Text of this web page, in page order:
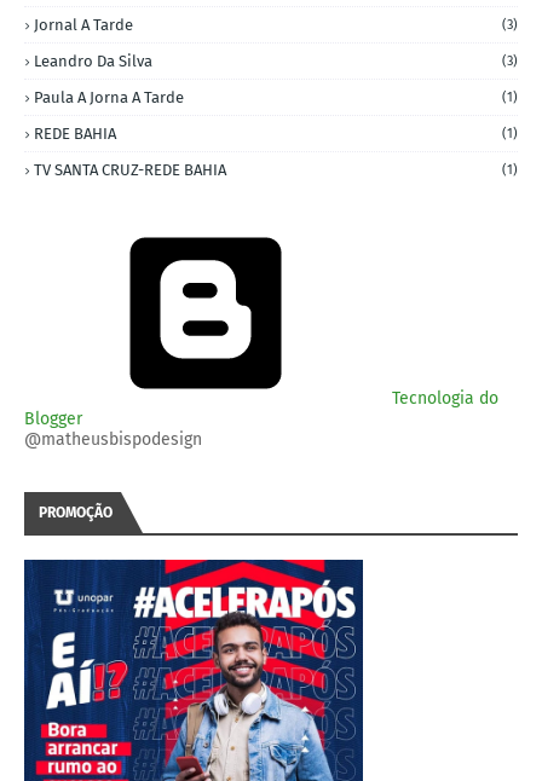
Jornal A Tarde (3)
Leandro Da Silva (3)
Paula A Jorna A Tarde (1)
REDE BAHIA (1)
TV SANTA CRUZ-REDE BAHIA (1)
Tecnologia do
Blogger
@matheusbispodesign
PROMOÇÃO